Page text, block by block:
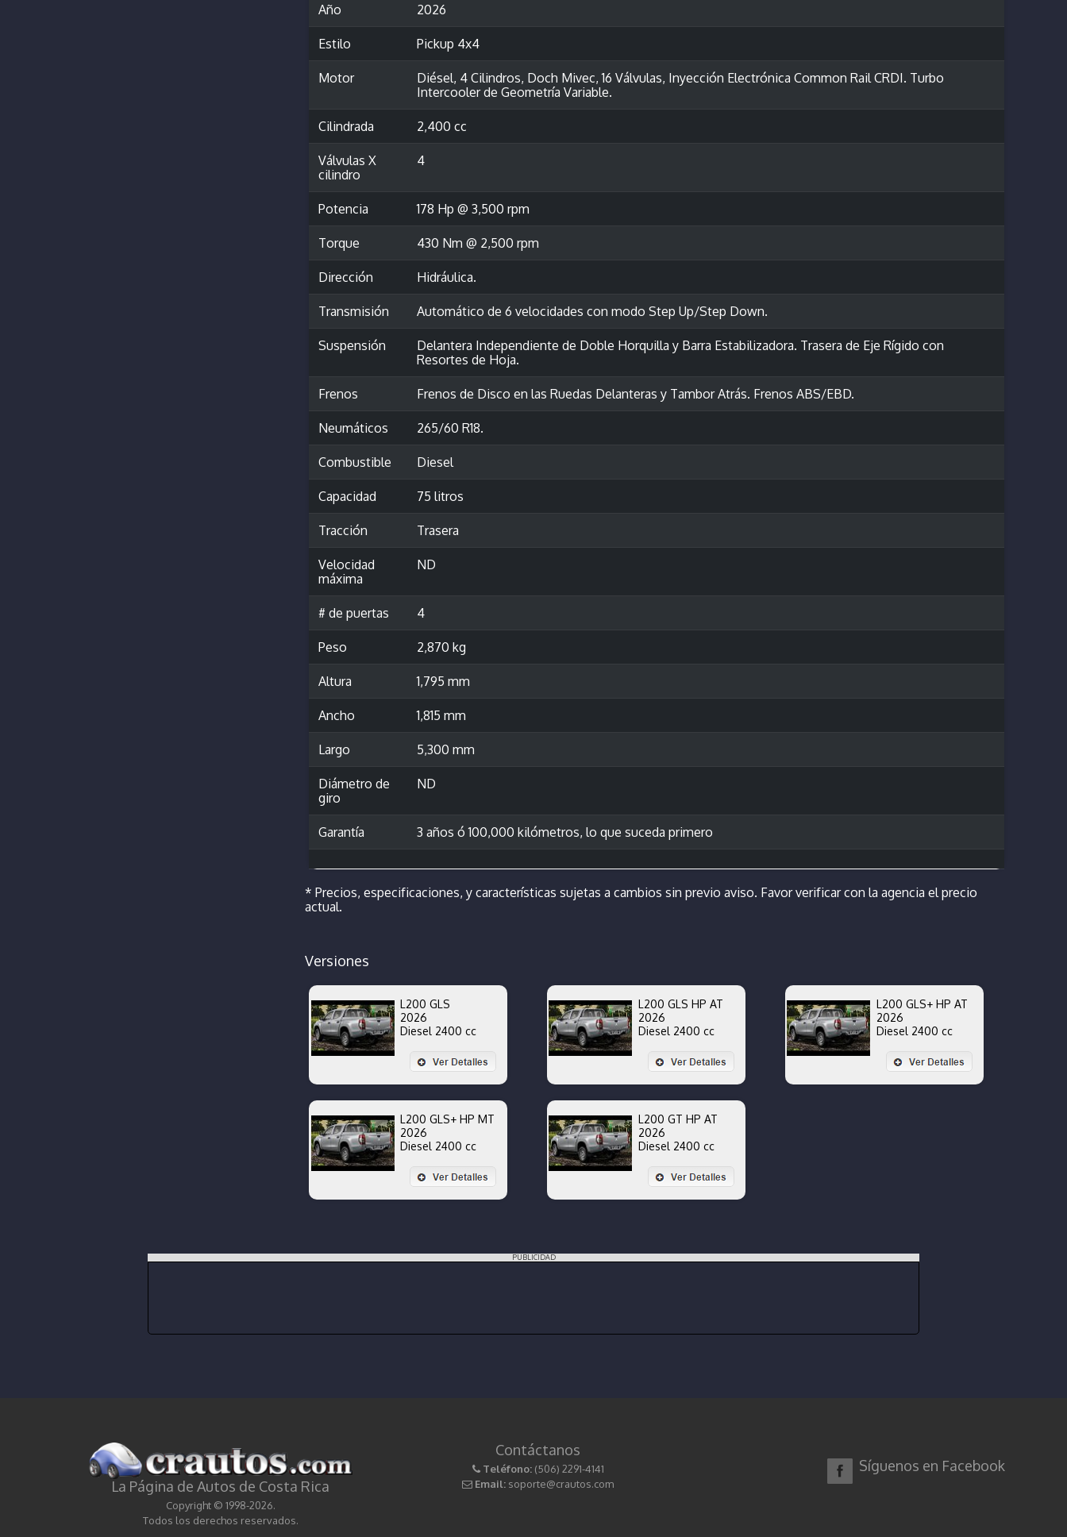
Año 2026
Estilo Pickup 4x4
Motor
Diésel, 4 Cilindros, Doch Mivec, 16 Válvulas, Inyección Electrónica Common Rail CRDI. Turbo
Intercooler de Geometría Variable.
Cilindrada 2,400 cc
Válvulas X
cilindro
4
Potencia 178 Hp @ 3,500 rpm
Torque 430 Nm @ 2,500 rpm
Dirección Hidráulica.
Transmisión Automático de 6 velocidades con modo Step Up/Step Down.
Suspensión
Delantera Independiente de Doble Horquilla y Barra Estabilizadora. Trasera de Eje Rígido con
Resortes de Hoja.
Frenos Frenos de Disco en las Ruedas Delanteras y Tambor Atrás. Frenos ABS/EBD.
Neumáticos 265/60 R18.
Combustible Diesel
Capacidad 75 litros
Tracción Trasera
Velocidad
máxima
ND
# de puertas 4
Peso 2,870 kg
Altura 1,795 mm
Ancho 1,815 mm
Largo 5,300 mm
Diámetro de
giro
ND
Garantía 3 años ó 100,000 kilómetros, lo que suceda primero
* Precios, especificaciones, y características sujetas a cambios sin previo aviso. Favor verificar con la agencia el precio
actual.
Versiones
L200 GLS
2026
Diesel 2400 cc
L200 GLS HP AT
2026
Diesel 2400 cc
L200 GLS+ HP AT
2026
Diesel 2400 cc
L200 GLS+ HP MT
2026
Diesel 2400 cc
L200 GT HP AT
2026
Diesel 2400 cc
PUBLICIDAD
La Página de Autos de Costa Rica
Copyright © 1998-2026.
Todos los derechos reservados.
Contáctanos
Teléfono: (506) 2291-4141
Email: soporte@crautos.com
Síguenos en Facebook